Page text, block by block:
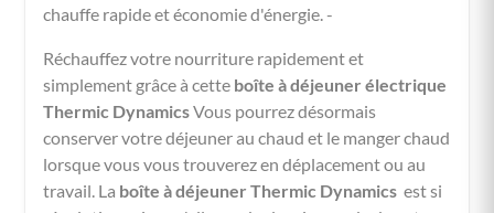
chauffe rapide et économie d'énergie. -
Réchauffez votre nourriture rapidement et
simplement grâce à cette boîte à déjeuner électrique
Thermic DynamicsVous pourrez désormais
conserver votre déjeuner au chaud et le manger chaud
lorsque vous vous trouverez en déplacement ou au
travail. La boîte à déjeuner Thermic Dynamics est si